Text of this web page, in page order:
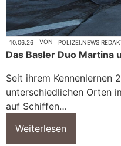
10.06.26 VON POLIZEI.NEWS
Das Basler Duo Martina
Seit ihrem Kennenlernen
unterschiedlichen Orten
auf Schiffen…
Weiterlesen